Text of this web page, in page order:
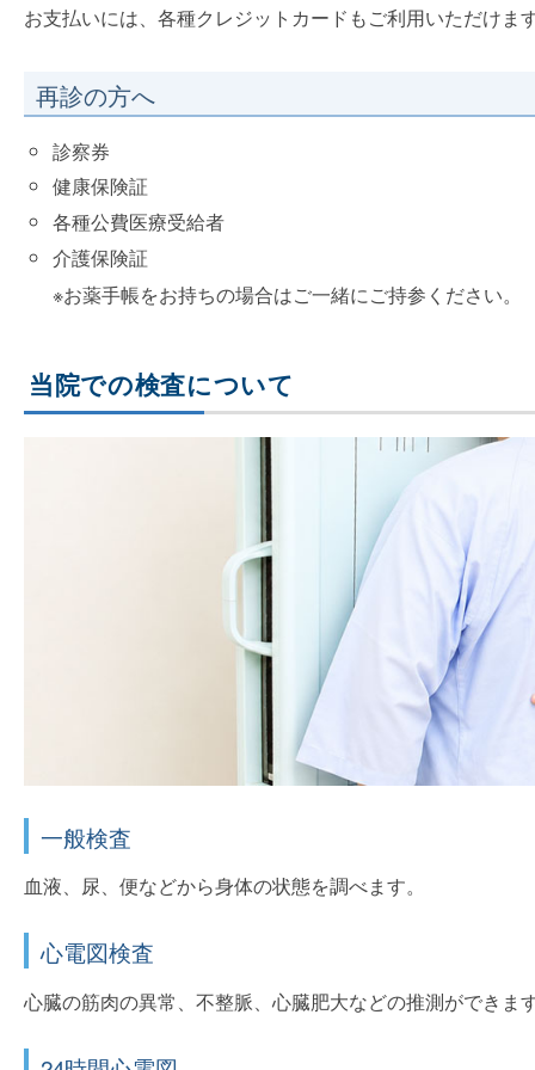
お支払いには、各種クレジットカードもご利用いただけま
再診の方へ
診察券
健康保険証
各種公費医療受給者
介護保険証
※お薬手帳をお持ちの場合はご一緒にご持参ください。
当院での検査について
一般検査
血液、尿、便などから身体の状態を調べます。
心電図検査
心臓の筋肉の異常、不整脈、心臓肥大などの推測ができま